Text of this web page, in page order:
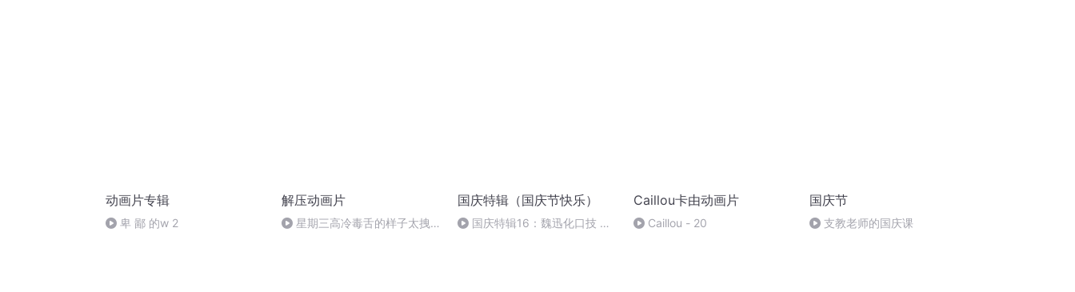
动画片专辑
卑 鄙 的w 2
解压动画片
星期三高冷毒舌的样子太拽
国庆特辑（国庆节快乐）
国庆特辑16：魏迅化口技 二
Caillou卡由动画片
Caillou - 20
国庆节
支教老师的国庆课